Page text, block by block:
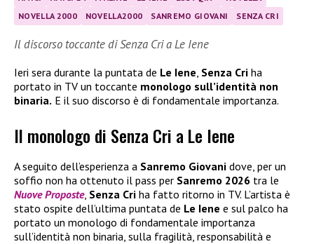
NOVELLA 2000
NOVELLA2000 SANREMO GIOVANI SENZA CRI
Il discorso toccante di Senza Cri a Le Iene
Ieri sera durante la puntata de Le Iene Senza Cri ha
portato in TV un toccante monologo sull’identità non
binaria. E il suo discorso è di fondamentale importanza.
Il monologo di Senza Cri a Le Iene
A seguito dell’esperienza a Sanremo Giovani dove, per un
soffio non ha ottenuto il pass per Sanremo 2026 tra le
Nuove Proposte, Senza Cri ha fatto ritorno in TV. L’artista è
stato ospite dell’ultima puntata de Le Iene e sul palco ha
portato un monologo di fondamentale importanza
sull’identità non binaria, sulla fragilità, responsabilità e